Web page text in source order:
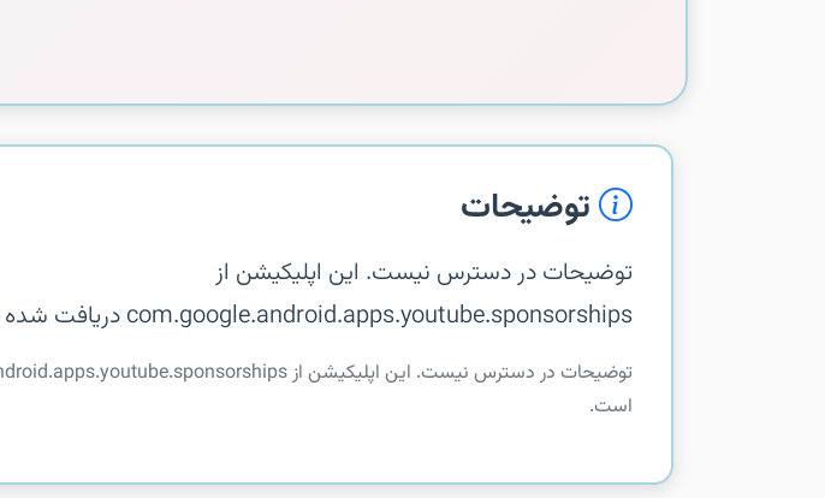
توضیحات
توضیحات در دسترس نیست. این اپلیکیشن از
com.google.android.apps.youtube.sponsorships دریافت شده است.
است.